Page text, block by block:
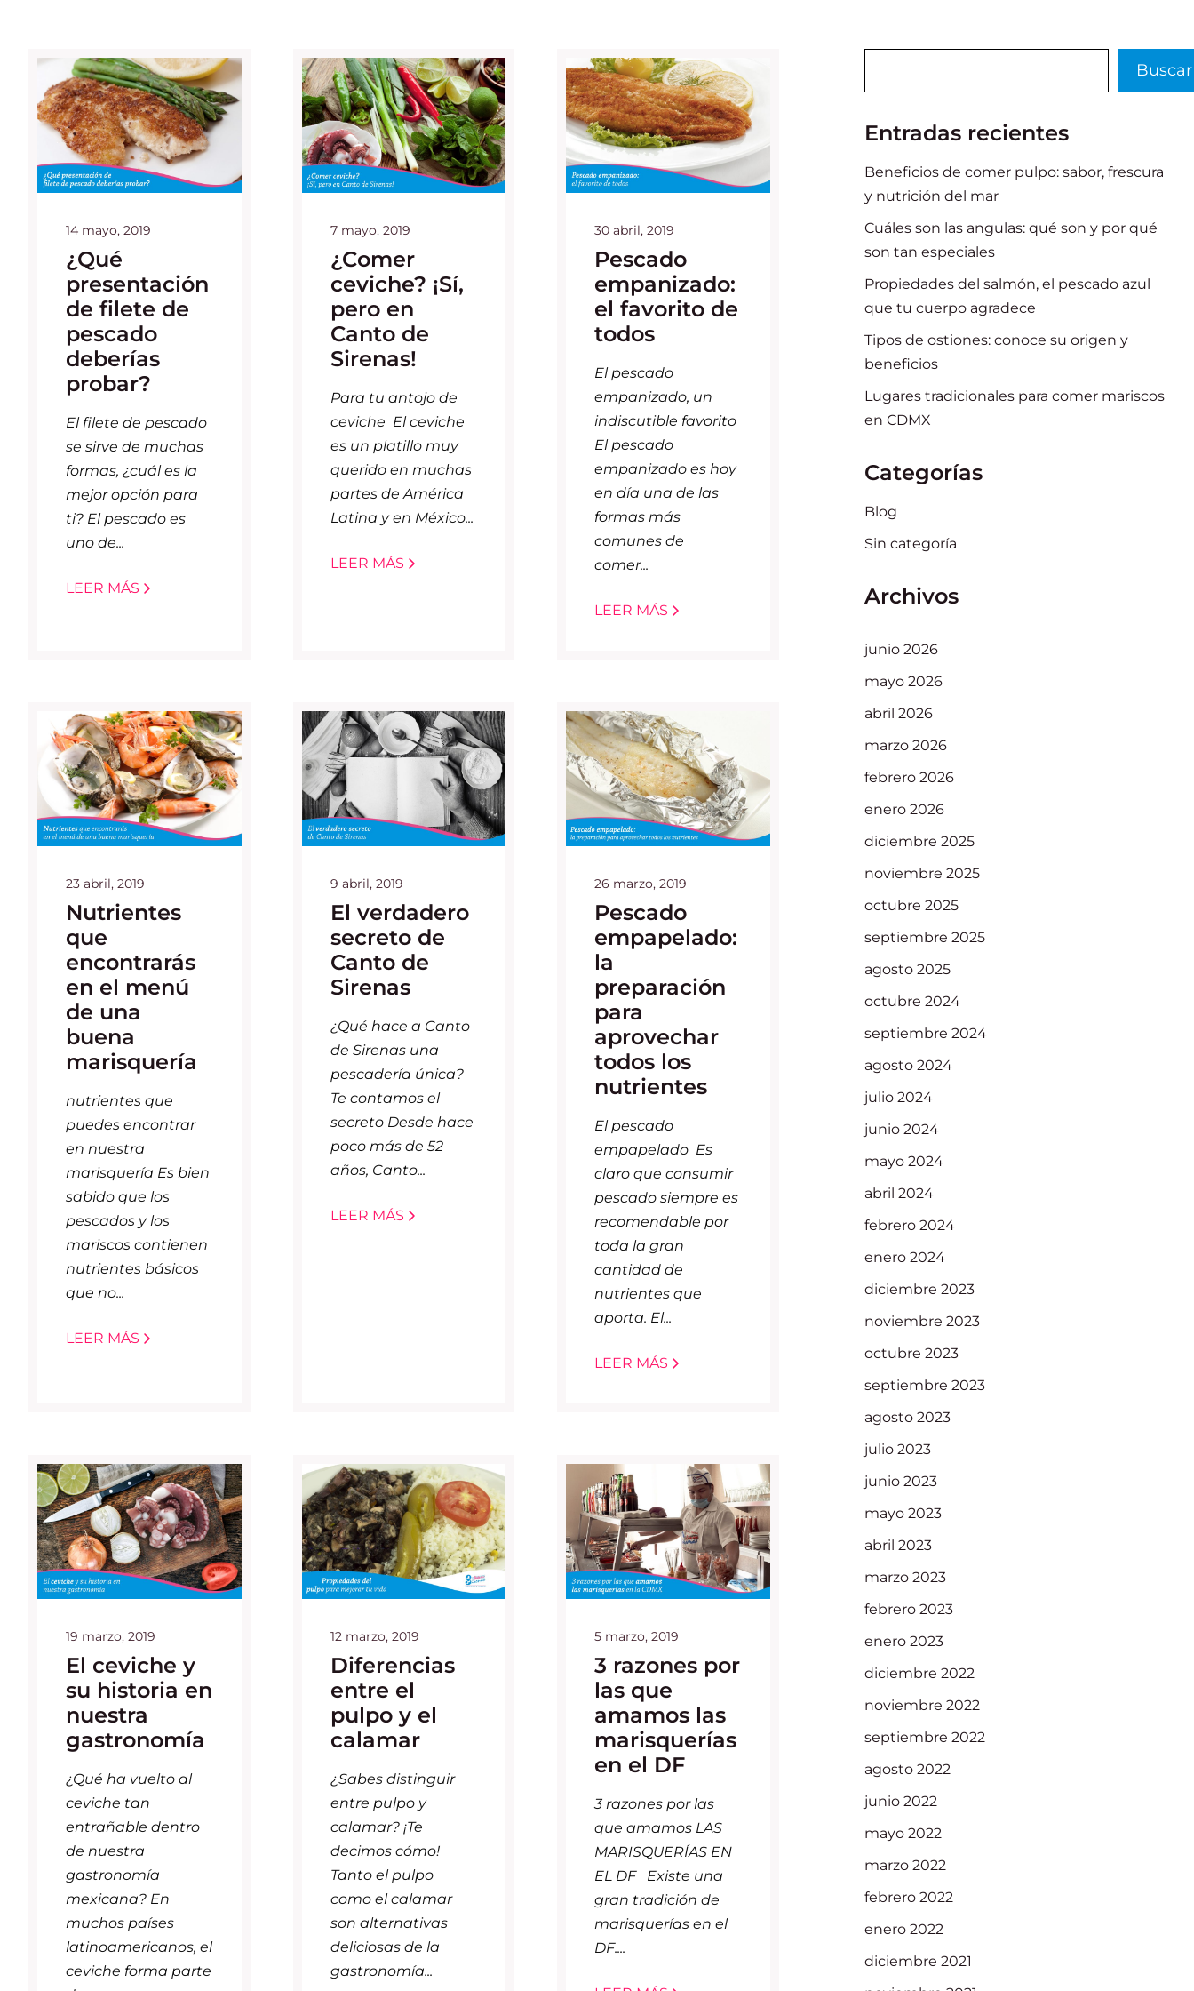
14 mayo, 2019
¿Qué
presentación
de filete de
pescado
deberías
probar?
El filete de pescado
se sirve de muchas
formas, ¿cuál es la
mejor opción para
ti? El pescado es
uno de...
LEER MÁS
7 mayo, 2019
¿Comer
ceviche? ¡Sí,
pero en
Canto de
Sirenas!
Para tu antojo de
ceviche El ceviche
es un platillo muy
querido en muchas
partes de América
Latina y en México...
LEER MÁS
30 abril, 2019
Pescado
empanizado:
el favorito de
todos
El pescado
empanizado, un
indiscutible favorito
El pescado
empanizado es hoy
en día una de las
formas más
comunes de
comer...
LEER MÁS
23 abril, 2019
Nutrientes
que
encontrarás
en el menú
de una
buena
marisquería
nutrientes que
puedes encontrar
en nuestra
marisquería Es bien
sabido que los
pescados y los
mariscos contienen
nutrientes básicos
que no...
LEER MÁS
9 abril, 2019
El verdadero
secreto de
Canto de
Sirenas
¿Qué hace a Canto
de Sirenas una
pescadería única?
Te contamos el
secreto Desde hace
poco más de 52
años, Canto...
LEER MÁS
26 marzo, 2019
Pescado
empapelado:
la
preparación
para
aprovechar
todos los
nutrientes
El pescado
empapelado Es
claro que consumir
pescado siempre es
recomendable por
toda la gran
cantidad de
nutrientes que
aporta. El...
LEER MÁS
19 marzo, 2019
El ceviche y
su historia en
nuestra
gastronomía
¿Qué ha vuelto al
ceviche tan
entrañable dentro
de nuestra
gastronomía
mexicana? En
muchos países
latinoamericanos, el
ceviche forma parte
12 marzo, 2019
Diferencias
entre el
pulpo y el
calamar
¿Sabes distinguir
entre pulpo y
calamar? ¡Te
decimos cómo!
Tanto el pulpo
como el calamar
son alternativas
deliciosas de la
gastronomía...
5 marzo, 2019
3 razones por
las que
amamos las
marisquerías
en el DF
3 razones por las
que amamos LAS
MARISQUERÍAS EN
EL DF Existe una
gran tradición de
marisquerías en el
DF....
Buscar
Entradas recientes
Beneficios de comer pulpo: sabor, frescura
y nutrición del mar
Cuáles son las angulas: qué son y por qué
son tan especiales
Propiedades del salmón, el pescado azul
que tu cuerpo agradece
Tipos de ostiones: conoce su origen y
beneficios
Lugares tradicionales para comer mariscos
en CDMX
Categorías
Blog
Sin categoría
Archivos
junio 2026
mayo 2026
abril 2026
marzo 2026
febrero 2026
enero 2026
diciembre 2025
noviembre 2025
octubre 2025
septiembre 2025
agosto 2025
octubre 2024
septiembre 2024
agosto 2024
julio 2024
junio 2024
mayo 2024
abril 2024
febrero 2024
enero 2024
diciembre 2023
noviembre 2023
octubre 2023
septiembre 2023
agosto 2023
julio 2023
junio 2023
mayo 2023
abril 2023
marzo 2023
febrero 2023
enero 2023
diciembre 2022
noviembre 2022
septiembre 2022
agosto 2022
junio 2022
mayo 2022
marzo 2022
febrero 2022
enero 2022
diciembre 2021